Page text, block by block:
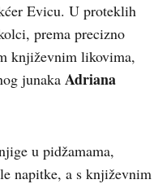
Evicu. U proteklih
prema precizno
književnim likovima,
junaka Adriana
u pidžamama,
napitke, a s književnim